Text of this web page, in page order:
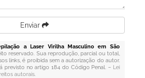
Enviar
a Laser Virilha Masculino em São
reservado. Sua reprodução, parcial ou total,
links, é proibida sem a autorização do autor.
previsto no artigo 184 do Código Penal. – Lei
autorais.